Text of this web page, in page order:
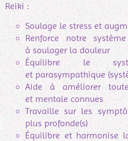
Reiki :
Soulage le stress et
Renforce notre
à soulager la douleur
Équilibre le
et parasympathique
Aide à améliorer
et mentale connues
Travaille sur les
plus profonde(s)
Équilibre et harmonise